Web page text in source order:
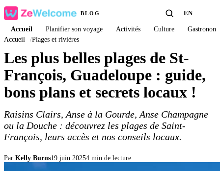
BLOG EN
Accueil Planifier son voyage Activités Culture
Accueil
/Plages et rivières
Les plus belles plages de St-
François, Guadeloupe : guide,
bons plans et secrets locaux !
Raisins Clairs, Anse à la Gourde, Anse Champagne
ou la Douche : découvrez les plages de Saint-
François, leurs accès et nos conseils locaux.
Par Kelly Burns19 juin 20254 min de lecture